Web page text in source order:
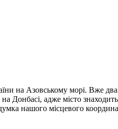
на Азовському морі. Вже
Донбасі, адже місто
нашого місцевого